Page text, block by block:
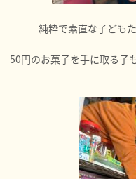
純粋で素直な子ども
50円のお菓子を手に取る子